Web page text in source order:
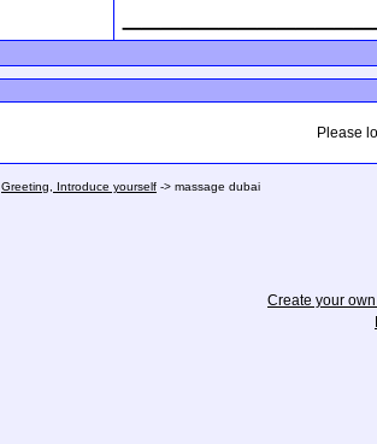
Please
Greeting, Introduce yourself -> massage dubai
Create your